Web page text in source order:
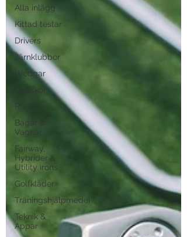
Alla inlägg
Kittad testar
Drivers
Järnklubbor
Wedgar
Golfskor
Putters
Bagar &
Vagnar
Fairway,
Hybrider &
Utility irons
Golfkläder
Träningshjälpmedel
Teknik &
Appar